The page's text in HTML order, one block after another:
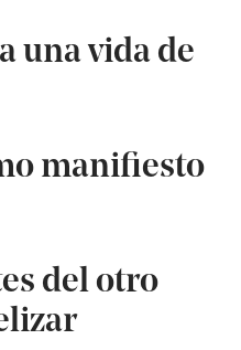
una vida de
manifiesto
del otro